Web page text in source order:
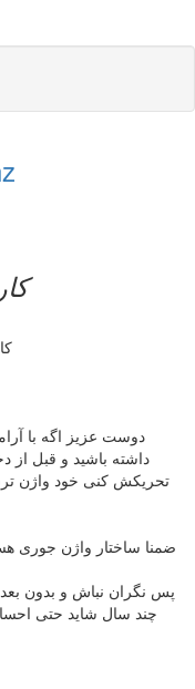
دوست عزیز اگه با
داشته باشید و قبل از
تحریکش کنی خود واژن
ضمنا ساختار واژن جوری
پس نگران نباش و بدون بعد
چند سال شاید حتی